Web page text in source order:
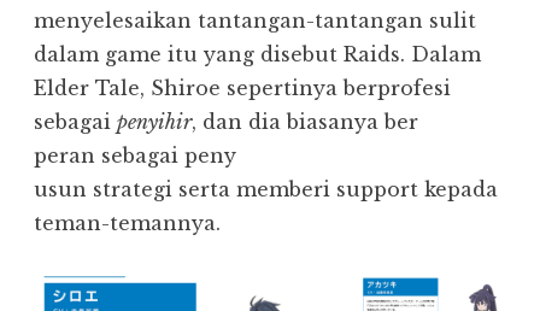
menyelesaikan tantangan-tantangan sulit
dalam game itu yang disebut Raids. Dalam
Elder Tale, Shiroe sepertinya berprofesi
sebagai penyihir, dan dia biasanya ber
peran sebagai peny
usun strategi serta memberi support kepada
teman-temannya.